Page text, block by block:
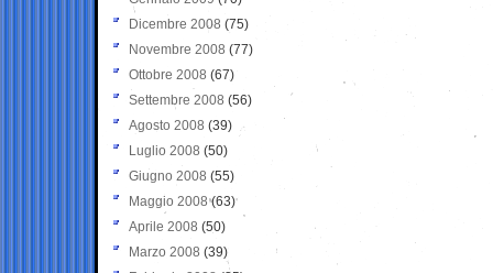
Dicembre 2008 (75)
Novembre 2008 (77)
Ottobre 2008 (67)
Settembre 2008 (56)
Agosto 2008 (39)
Luglio 2008 (50)
Giugno 2008 (55)
Maggio 2008(63)
Aprile 2008 (50)
Marzo 2008 (39)